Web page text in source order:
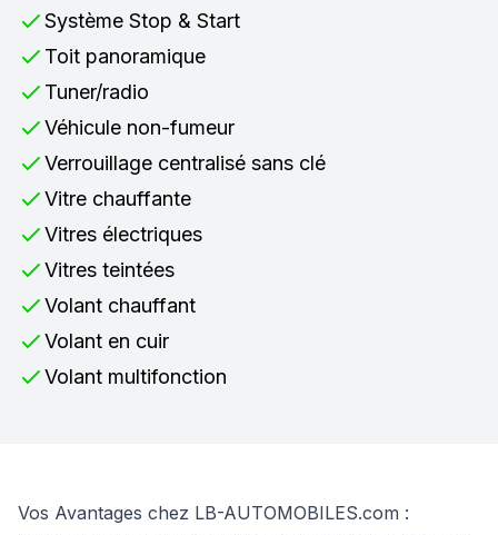
Système Stop & Start
Toit panoramique
Tuner/radio
Véhicule non-fumeur
Verrouillage centralisé sans clé
Vitre chauffante
Vitres électriques
Vitres teintées
Volant chauffant
Volant en cuir
Volant multifonction
Vos Avantages chez LB-AUTOMOBILES.com :